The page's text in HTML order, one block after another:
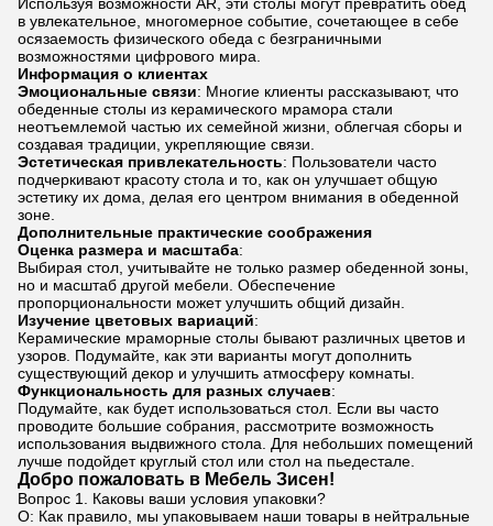
в увлекательное, многомерное событие, сочетающее в себе
осязаемость физического обеда с безграничными
возможностями цифрового мира.
Информация о клиентах
Эмоциональные связи: Многие клиенты рассказывают, что
обеденные столы из керамического мрамора стали
неотъемлемой частью их семейной жизни, облегчая сборы и
создавая традиции, укрепляющие связи.
Эстетическая привлекательность: Пользователи часто
подчеркивают красоту стола и то, как он улучшает общую
эстетику их дома, делая его центром внимания в обеденной
зоне.
Дополнительные практические соображения
Оценка размера и масштаба:
Выбирая стол, учитывайте не только размер обеденной зоны,
но и масштаб другой мебели. Обеспечение
пропорциональности может улучшить общий дизайн.
Изучение цветовых вариаций:
Керамические мраморные столы бывают различных цветов и
узоров. Подумайте, как эти варианты могут дополнить
существующий декор и улучшить атмосферу комнаты.
Функциональность для разных случаев:
Подумайте, как будет использоваться стол. Если вы часто
проводите большие собрания, рассмотрите возможность
использования выдвижного стола. Для небольших помещений
лучше подойдет круглый стол или стол на пьедестале.
Добро пожаловать в Мебель Зисен!
Вопрос 1. Каковы ваши условия упаковки?
О: Как правило, мы упаковываем наши товары в нейтральные